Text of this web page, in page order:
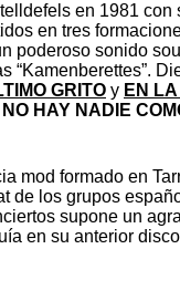
en 1981
en tres
poderoso sonido
“Kamenberettes”.
GRITO y EN
HAY NADIE
mod formado en
de los grupos
supone un
en su anterior